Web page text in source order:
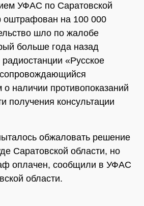
УФАС по Саратовской
оштрафован на 100 000
шло по жалобе
больше года назад
«Русское
наличии противопоказаний
получения консультации
обжаловать решение
Саратовской области, но
оплачен, сообщили в УФАС
области.